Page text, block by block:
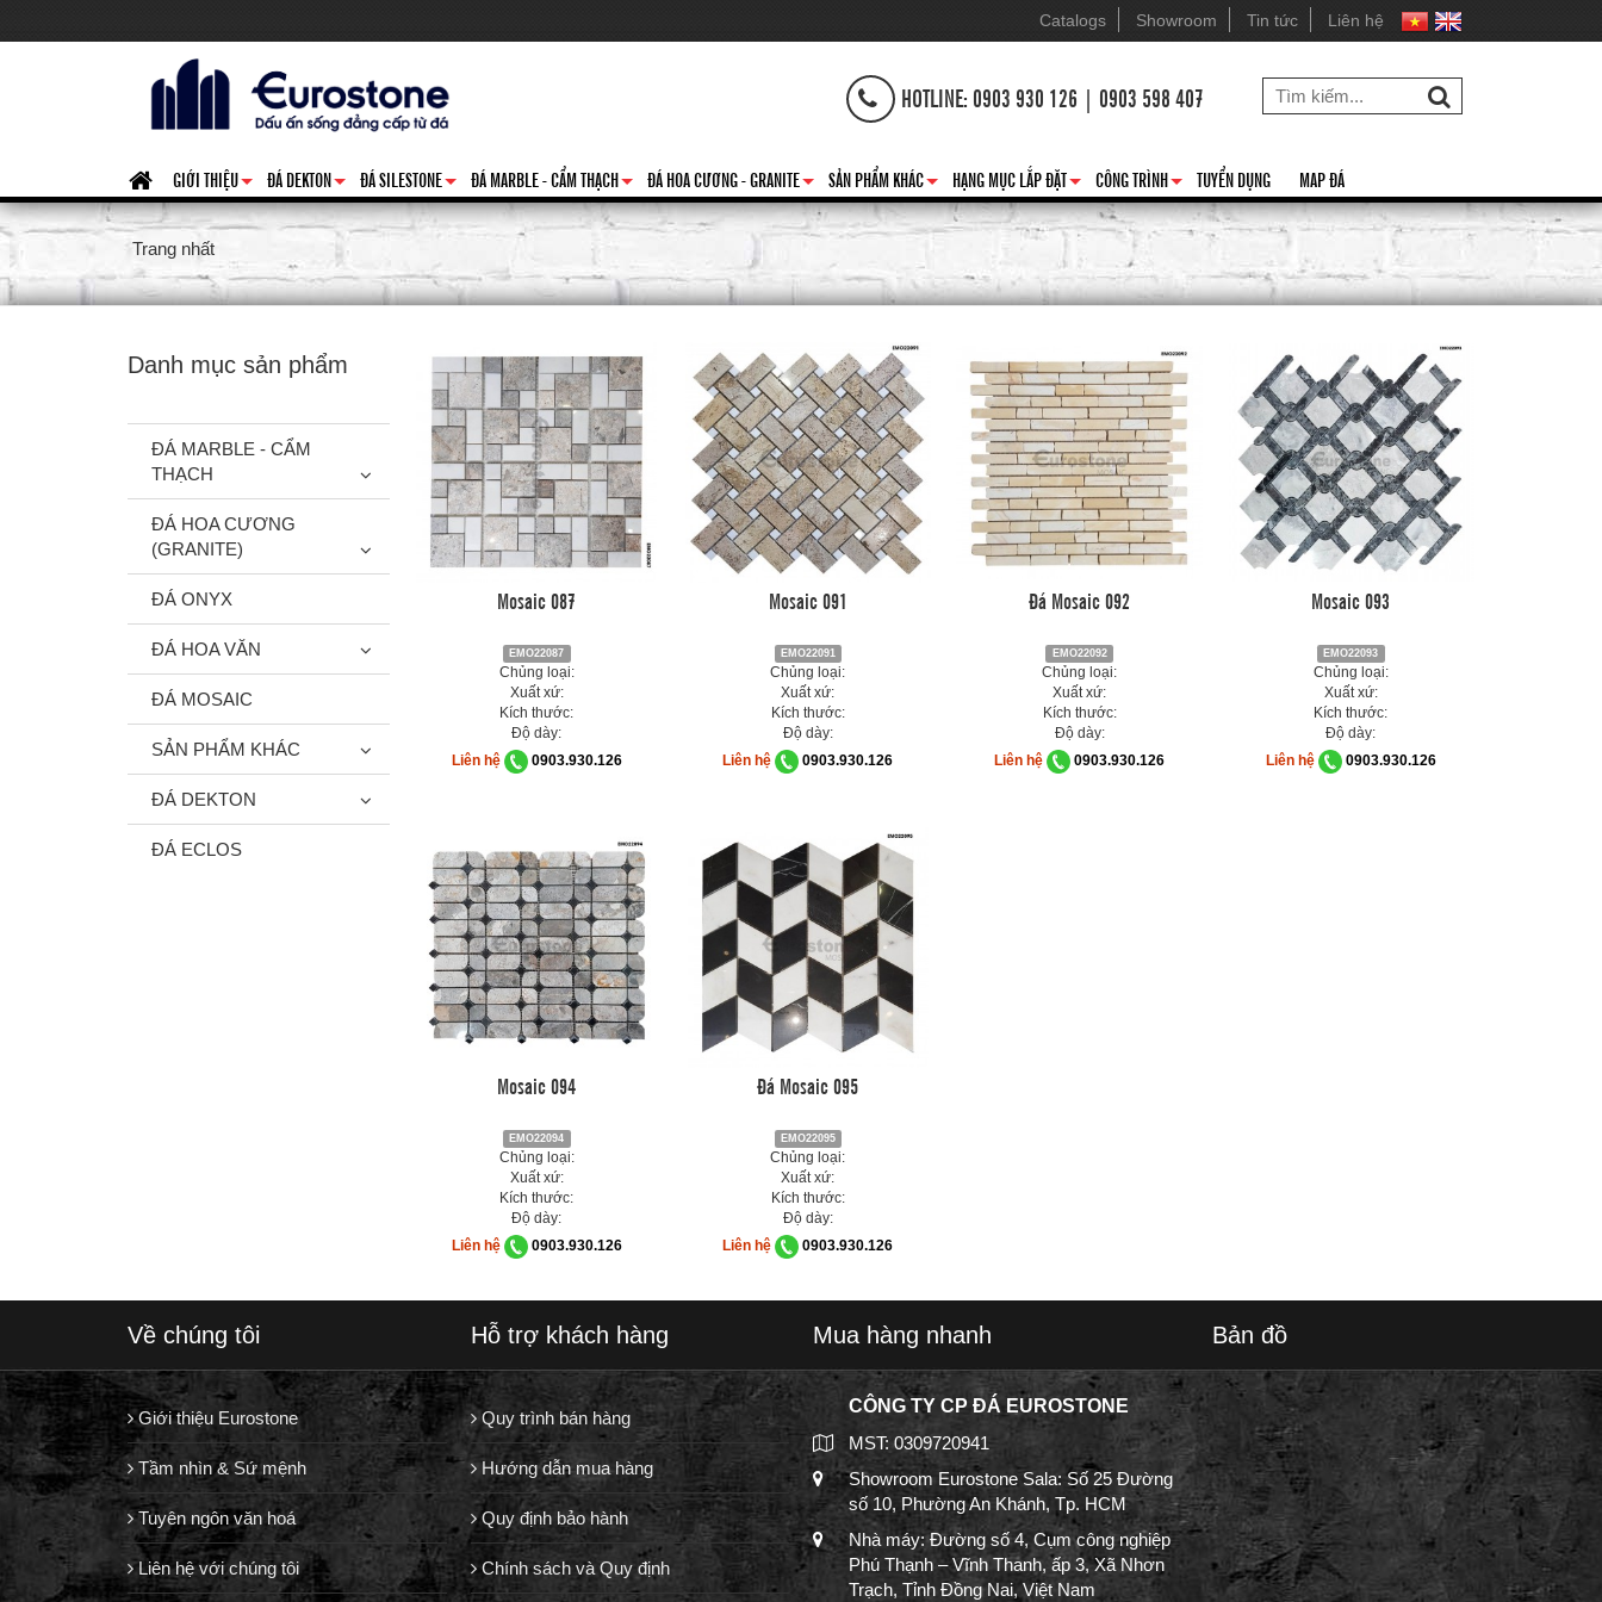
Catalogs Showroom Tin tức Liên hệ
HOTLINE: 0903 930 126 | 0903 598 407
+
GIỚI THIỆU
+
ĐÁ DEKTON
+
ĐÁ SILESTONE
+
ĐÁ MARBLE - CẨM THẠCH
+
ĐÁ HOA CƯƠNG - GRANITE
+
SẢN PHẨM KHÁC
+
HẠNG MỤC LẮP ĐẶT
+
CÔNG TRÌNH TUYỂN DỤNG MAP ĐÁ
Trang nhất
Mosaic 087
EMO22087
Chủng loại:
Xuất xứ:
Kích thước:
Độ dày:
Liên hệ
0903.930.126
Mosaic 091
EMO22091
Chủng loại:
Xuất xứ:
Kích thước:
Độ dày:
Liên hệ
0903.930.126
Đá Mosaic 092
EMO22092
Chủng loại:
Xuất xứ:
Kích thước:
Độ dày:
Liên hệ
0903.930.126
Mosaic 093
EMO22093
Chủng loại:
Xuất xứ:
Kích thước:
Độ dày:
Liên hệ
0903.930.126
Mosaic 094
EMO22094
Chủng loại:
Xuất xứ:
Kích thước:
Độ dày:
Liên hệ
0903.930.126
Đá Mosaic 095
EMO22095
Chủng loại:
Xuất xứ:
Kích thước:
Độ dày:
Liên hệ
0903.930.126
Danh mục sản phẩm
ĐÁ MARBLE - CẨM
THẠCH
ĐÁ HOA CƯƠNG
(GRANITE)
ĐÁ ONYX
ĐÁ HOA VĂN
ĐÁ MOSAIC
SẢN PHẨM KHÁC
ĐÁ DEKTON
ĐÁ ECLOS
Về chúng tôi
Giới thiệu Eurostone
Tầm nhìn & Sứ mệnh
Tuyên ngôn văn hoá
Liên hệ với chúng tôi
Hỗ trợ khách hàng
Quy trình bán hàng
Hướng dẫn mua hàng
Quy định bảo hành
Chính sách và Quy định
Mua hàng nhanh
CÔNG TY CP ĐÁ EUROSTONE
MST: 0309720941
Showroom Eurostone Sala: Số 25 Đường
số 10, Phường An Khánh, Tp. HCM
Nhà máy: Đường số 4, Cụm công nghiệp
Phú Thạnh – Vĩnh Thanh, ấp 3, Xã Nhơn
Trạch, Tỉnh Đồng Nai, Việt Nam
Bản đồ